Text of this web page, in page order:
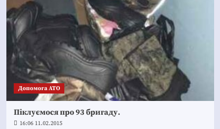
Допомога АТО
Піклуємося про 93 бригаду.
16:06 11.02.2015